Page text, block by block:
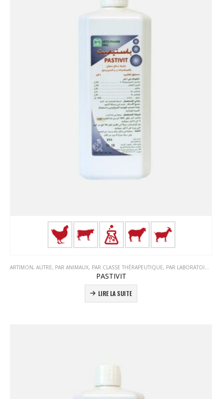
ARTIMON, AUTRE, PAR ANIMAUX, PAR CLASSE THÉRAPEUTIQUE, PAR LABORATOIRE
PASTIVIT
LIRE LA SUITE